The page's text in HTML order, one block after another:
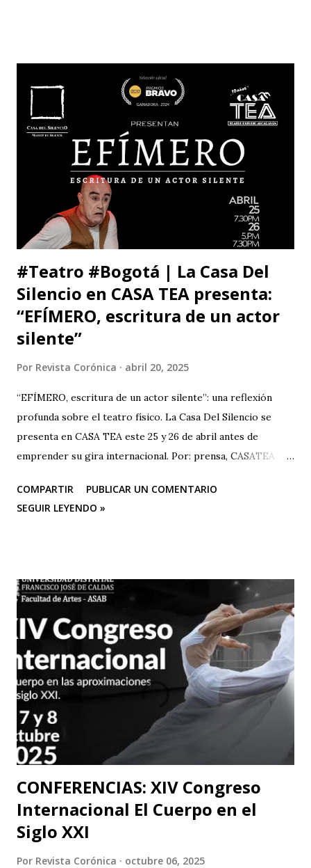
está claro y nada de esto se afectará. Pero, la publicidad de
tu documento me obliga a hablarte en público. Entonces,
debo decirte que tu decisión de preferir al Zorro sobre el
Santo me ha llenado de estupor. No necesitabas explicarla
de una manera tan aterradora. Lo de menos es tu voto
anunciado, del que eres libre y soberano. Se trata de una
decisión que, por supuesto, no comparto pero que
respeto. Así es como suele decirse, con educación? Pero, lo
que me ll...
#Teatro #Bogotá | La Casa Del
Silencio en CASA TEA presenta:
“EFÍMERO, escritura de un actor
silente”
Por Revista Corónica abril 20, 2025
“EFÍMERO, escritura de un actor silente”: una reflexión
profunda sobre el teatro físico. La Casa Del Silencio se
presenta en CASA TEA este 25 y 26 de abril antes de
emprender su gira internacional. Por: prensa, CASATEA
CASA TEA con sus últimas funciones este 25 y 26 de abril de
“Efímero”, La Casa del Silencio se embarcará en una gira
imborrable en todos los que la presencien." La Casa del
Silencio se embarcará nuevamente en una gira
internacional, llevando su importante trabajo de teatro
físico con funciones y seminarios a escenarios de Portugal
(dónde La Casa Del Silencio tiene una presencia significativa
ya que el teatro físico tiene un lugar muy importante en la
escena Portuguesa), posteriormente irán a Valencia y
Barcelona. Juan Carlos Agudelo P...
COMPARTIR
PUBLICAR UN COMENTARIO
SEGUIR LEYENDO »
CONFERENCIAS: XIV Congreso
Internacional El Cuerpo en el
Siglo XXI
Por Revista Corónica octubre 06, 2025